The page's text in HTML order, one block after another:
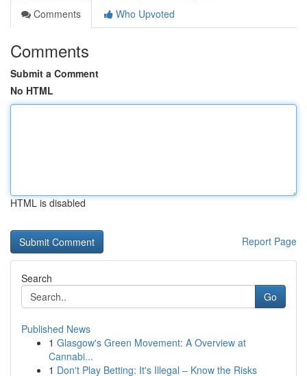
Comments
Who Upvoted
Comments
Submit a Comment
No HTML
HTML is disabled
Report Page
Search
Go
Published News
1 Glasgow's Green Movement: A Overview at
Cannabi...
1 Don't Play Betting: It's Illegal – Know the Risks